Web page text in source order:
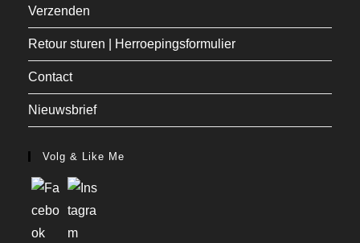
Verzenden
Retour sturen | Herroepingsformulier
Contact
Nieuwsbrief
Volg & Like Me